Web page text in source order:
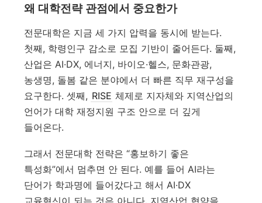
왜 대학전략 관점에서 중요한가
전문대학은 지금 세 가지 압력을 동시에 받는다.
첫째, 학령인구 감소로 모집 기반이 줄어든다. 둘째,
산업은 AI·DX, 에너지, 바이오·헬스, 문화관광,
농생명, 돌봄 같은 분야에서 더 빠른 직무 재구성을
요구한다. 셋째, RISE 체제로 지자체와 지역산업의
언어가 대학 재정지원 구조 안으로 더 깊게
들어온다.
그래서 전문대학 전략은 “홍보하기 좋은
특성화”에서 멈추면 안 된다. 예를 들어 AI라는
단어가 학과명에 들어갔다고 해서 AI·DX
교육혁신이 되는 것은 아니다. 지역산업 협약을